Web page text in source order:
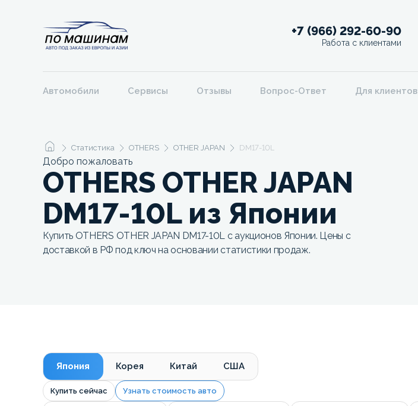
+7 (966) 292-60-90
Работа с клиентами
Автомобили Сервисы Отзывы Вопрос-Ответ Для клиентов
Статистика OTHERS OTHER JAPAN DM17-10L
Добро пожаловать
OTHERS OTHER JAPAN
DM17-10L из Японии
Купить OTHERS OTHER JAPAN DM17-10L с аукционов Японии. Цены с
доставкой в РФ под ключ на основании статистики продаж.
Япония Корея Китай США
Купить сейчас Узнать стоимость авто